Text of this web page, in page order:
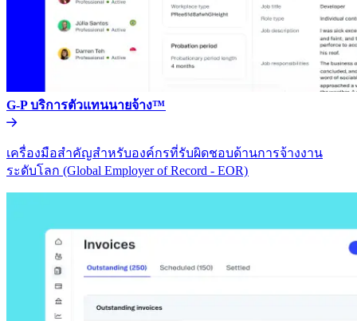
G-P บริการตัวแทนนายจ้าง™​​
เครื่องมือสำคัญสำหรับองค์กรที่รับผิดชอบด้านการจ้างงาน
ระดับโลก (Global Employer of Record - EOR)​​